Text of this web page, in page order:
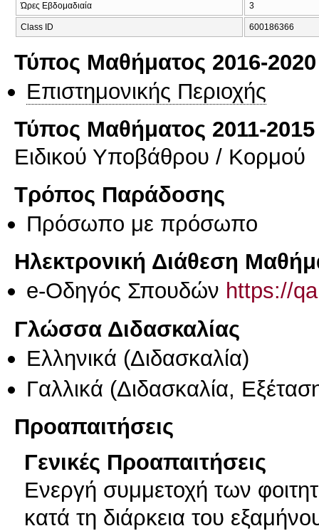
Ώρες Εβδομαδιαία 3
Class ID 600186366
Τύπος Μαθήματος 2016-2020
Επιστημονικής Περιοχής
Τύπος Μαθήματος 2011-2015
Ειδικού Υποβάθρου / Κορμού
Τρόπος Παράδοσης
Πρόσωπο με πρόσωπο
Ηλεκτρονική Διάθεση
e-Οδηγός Σπουδών https://
Γλώσσα Διδασκαλίας
Ελληνικά (Διδασκαλία)
Γαλλικά (Διδασκαλία,
Προαπαιτήσεις
Γενικές Προαπαιτήσεις
Ενεργή συμμετοχή των
κατά τη διάρκεια του